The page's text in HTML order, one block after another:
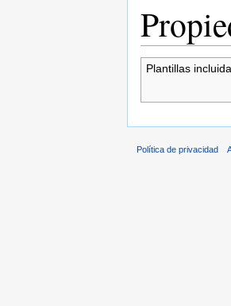
Plantillas
Política de privacidad